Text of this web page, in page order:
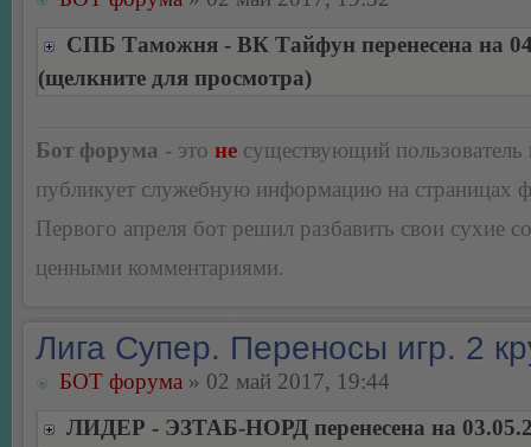
СПБ Таможня - ВК Тайфун перенесена на
(щелкните для просмотра)
Бот форума - это не существующий пользователь
публикует служебную информацию на страницах
Первого апреля бот решил разбавить свои сухие
ценными комментариями.
Лига Супер. Переносы игр. 2
БОТ форума » 02 май 2017, 19:44
ЛИДЕР - ЭЗТАБ-НОРД перенесена на